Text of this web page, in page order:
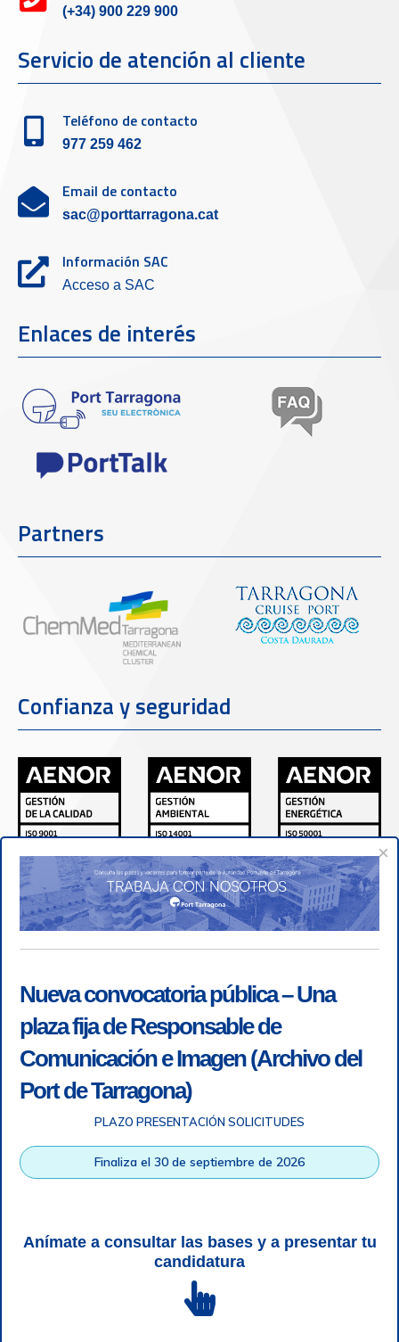
(+34) 900 229 900
Servicio de atención al cliente
Teléfono de contacto
977 259 462
Email de contacto
sac@porttarragona.cat
Información SAC
Acceso a SAC
Enlaces de interés
Partners
Confianza y seguridad
grabación telefónica
| SGSI |
Login
Autoridad Portuaria de Tarragona © Todos los derechos
×
Nueva convocatoria pública – Una
plaza fija de Responsable de
Comunicación e Imagen (Archivo del
Port de Tarragona)
PLAZO PRESENTACIÓN SOLICITUDES
Finaliza el 30 de septiembre de 2026
Anímate a consultar las bases y a presentar tu
candidatura